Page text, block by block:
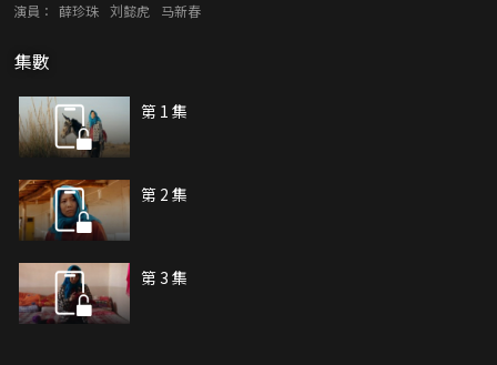
演員： 薛珍珠 刘懿虎 马新春
集數
第 1 集
第 2 集
第 3 集